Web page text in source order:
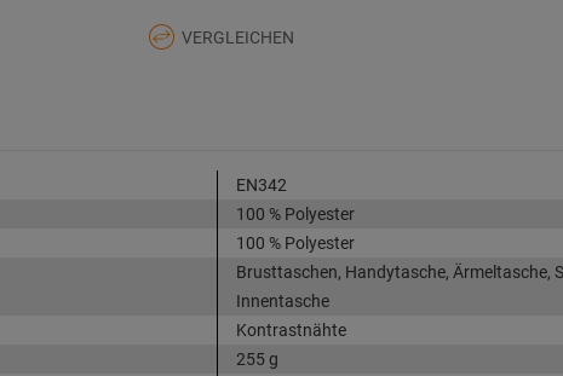
VERGLEICHEN
EN342
100 % Polyester
100 % Polyester
Brusttaschen, Handytasche, Ärmeltasche,
Innentasche
Kontrastnähte
255 g